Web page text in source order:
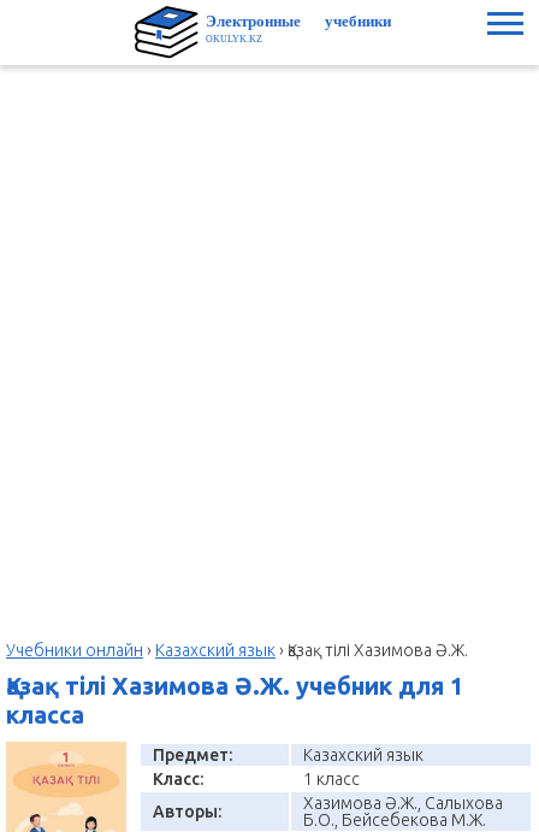
Учебники онлайн › Казахский язык› Қазақ тілі Хазимова Ә.Ж.
Қазақ тілі Хазимова Ә.Ж. учебник для 1
класса
Предмет:
Казахский язык
Класс:
1 класс
Авторы:
Хазимова Ә.Ж., Салыхова
Б.О., Бейсебекова М.Ж.